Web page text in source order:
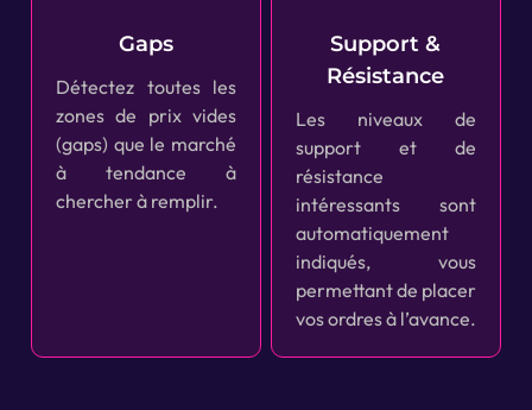
Gaps
Détectez toutes les
zones de prix vides
(gaps) que le marché
à tendance à
chercher à remplir.
Support &
Résistance
Les niveaux de
support et de
résistance
intéressants sont
automatiquement
indiqués, vous
permettant de placer
vos ordres à l’avance.